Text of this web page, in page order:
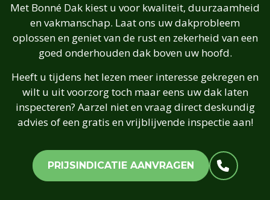
Met Bonné Dak kiest u voor kwaliteit, duurzaamheid
en vakmanschap. Laat ons uw dakprobleem
oplossen en geniet van de rust en zekerheid van een
goed onderhouden dak boven uw hoofd.
Heeft u tijdens het lezen meer interesse gekregen en
wilt u uit voorzorg toch maar eens uw dak laten
inspecteren? Aarzel niet en vraag direct deskundig
advies of een gratis en vrijblijvende inspectie aan!
PRIJSINDICATIE AANVRAGEN